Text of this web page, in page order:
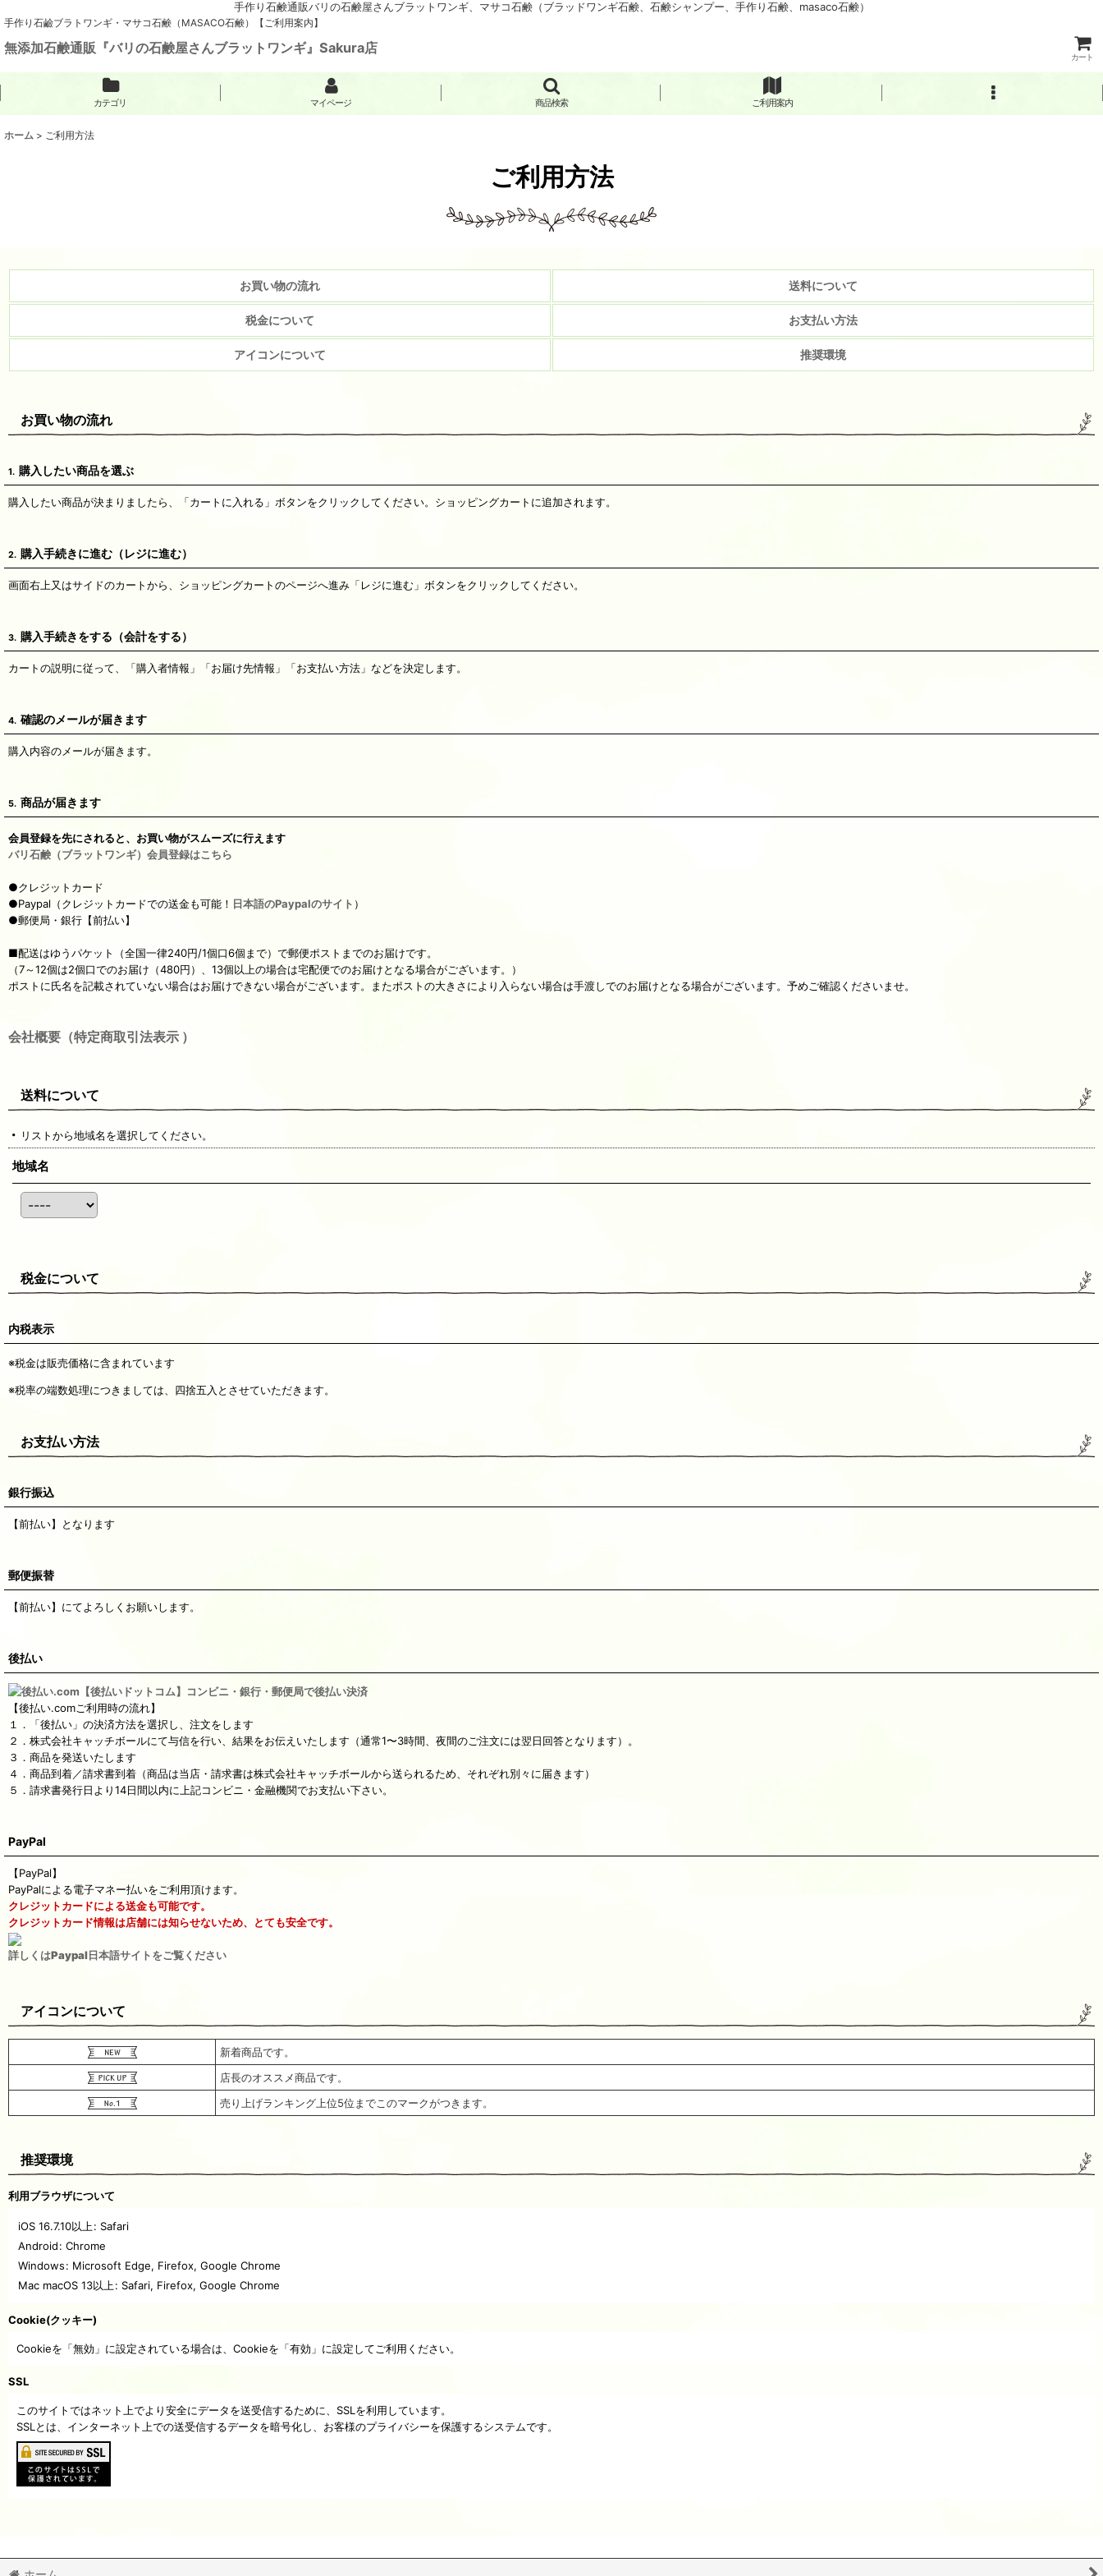
手作り石鹸通販バリの石鹸屋さんブラットワンギ、マサコ石鹸（ブラッドワンギ石鹸、石鹸シャンプー、手作り石鹸、masaco石鹸）
手作り石鹼ブラトワンギ・マサコ石鹸（MASACO石鹸）【ご利用案内】
無添加石鹸通販『バリの石鹸屋さんブラットワンギ』Sakura店
カート
カテゴリ マイページ 商品検索 ご利用案内
ホーム > ご利用方法
ご利用方法
お買い物の流れ 送料について
税金について お支払い方法
アイコンについて 推奨環境
お買い物の流れ
1. 購入したい商品を選ぶ
購入したい商品が決まりましたら、「カートに入れる」ボタンをクリックしてください。ショッピングカートに追加されます。
2. 購入手続きに進む（レジに進む）
画面右上又はサイドのカートから、ショッピングカートのページへ進み「レジに進む」ボタンをクリックしてください。
3. 購入手続きをする（会計をする）
カートの説明に従って、「購入者情報」「お届け先情報」「お支払い方法」などを決定します。
4. 確認のメールが届きます
購入内容のメールが届きます。
5. 商品が届きます
会員登録を先にされると、お買い物がスムーズに行えます
バリ石鹸（ブラットワンギ）会員登録はこちら
●クレジットカード
●Paypal（クレジットカードでの送金も可能！ 日本語のPaypalのサイト ）
●郵便局・銀行【前払い】
■配送はゆうパケット（全国一律240円/1個口6個まで）で郵便ポストまでのお届けです。
（7～12個は2個口でのお届け（480円）、13個以上の場合は宅配便でのお届けとなる場合がございます。）
ポストに氏名を記載されていない場合はお届けできない場合がございます。またポストの大きさにより入らない場合は手渡しでのお届けとなる場合がございます。予めご確認くださいませ。
会社概要（特定商取引法表示 ）
送料について
リストから地域名を選択してください。
地域名
税金について
内税表示
※税金は販売価格に含まれています
※税率の端数処理につきましては、四捨五入とさせていただきます。
お支払い方法
銀行振込
【前払い】となります
郵便振替
【前払い】にてよろしくお願いします。
後払い
【後払い.comご利用時の流れ】
１．「後払い」の決済方法を選択し、注文をします
２．株式会社キャッチボールにて与信を行い、結果をお伝えいたします（通常1〜3時間、夜間のご注文には翌日回答となります）。
３．商品を発送いたします
４．商品到着／請求書到着（商品は当店・請求書は株式会社キャッチボールから送られるため、それぞれ別々に届きます）
５．請求書発行日より14日間以内に上記コンビニ・金融機関でお支払い下さい。
PayPal
【PayPal】
PayPalによる電子マネー払いをご利用頂けます。
クレジットカードによる送金も可能です。
クレジットカード情報は店舗には知らせないため、とても安全です。
詳しくはPaypal日本語サイトをご覧ください
アイコンについて
新着商品です。
店長のオススメ商品です。
売り上げランキング上位5位までこのマークがつきます。
推奨環境
利用ブラウザについて
iOS 16.7.10以上: Safari
Android: Chrome
Windows: Microsoft Edge, Firefox, Google Chrome
Mac macOS 13以上: Safari, Firefox, Google Chrome
Cookie(クッキー)
Cookieを「無効」に設定されている場合は、Cookieを「有効」に設定してご利用ください。
SSL
このサイトではネット上でより安全にデータを送受信するために、SSLを利用しています。
SSLとは、インターネット上での送受信するデータを暗号化し、お客様のプライバシーを保護するシステムです。